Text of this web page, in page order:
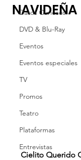
Datos Curiosos
DVD & Blu-Ray
Eventos
Eventos especiales
TV
Promos
Teatro
Plataformas
Entrevistas
NAVIDEÑA
Cielito Querido